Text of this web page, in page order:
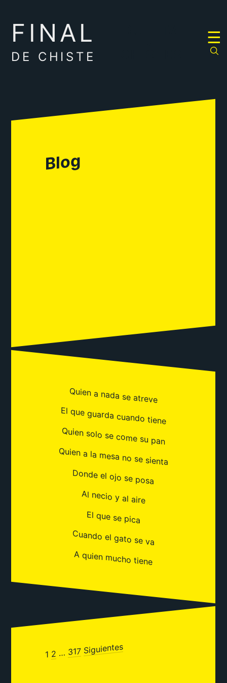
FINAL
DE CHISTE
☰
Blog
Quien a nada se atreve
El que guarda cuando tiene
Quien solo se come su pan
Quien a la mesa no se sienta
Donde el ojo se posa
Al necio y al aire
El que se pica
Cuando el gato se va
A quien mucho tiene
Paginación
1 2 … 317 Siguientes